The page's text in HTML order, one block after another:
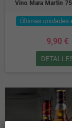
Vino Mara Martin
Últimas unidades
9,90 €